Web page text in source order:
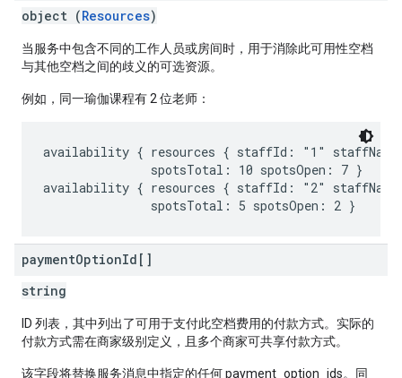
object (Resources)
当服务中包含不同的工作人员或房间时，用于消除此可用性空档
与其他空档之间的歧义的可选资源。
例如，同一瑜伽课程有 2 位老师：
availability { resources { staffId: "1"
               spotsTotal: 10 spotsOpen: 7 }
availability { resources { staffId: "2"
paymentOptionId[]
string
ID 列表，其中列出了可用于支付此空档费用的付款方式。实际的
付款方式需在商家级别定义，且多个商家可共享付款方式。
该字段将替换服务消息中指定的任何 payment_option_ids。同